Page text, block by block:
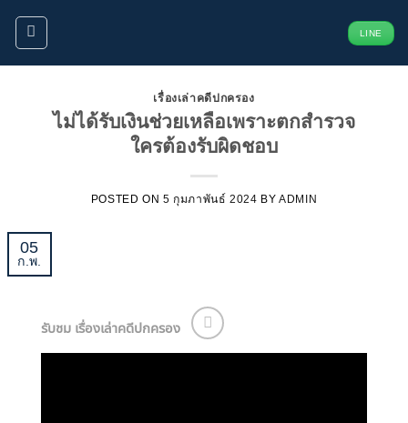
ข้าม
ยัง
LINE
เรื่องเล่าคดีปกครอง
ไม่ได้รับเงินช่วยเหลือเพราะตกสำรวจ
ใครต้องรับผิดชอบ
POSTED ON 5 กุมภาพันธ์ 2024 BYADMIN
05
ก.พ.
รับชม เรื่องเล่าคดีปกครอง